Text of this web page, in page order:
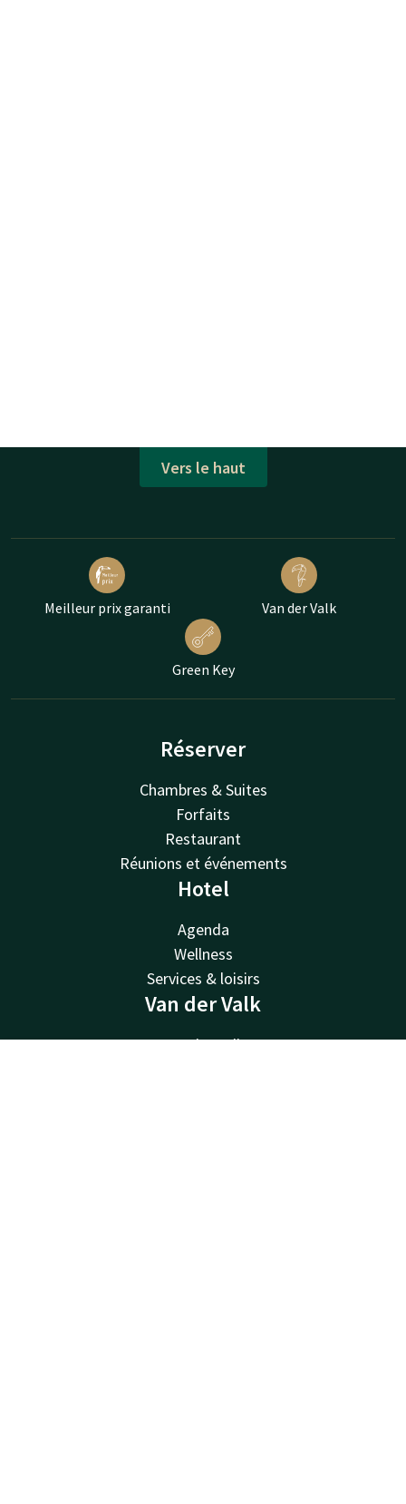
Vers le haut
Meilleur prix garanti Van der Valk
Green Key
Réserver
Chambres & Suites
Forfaits
Restaurant
Réunions et événements
Hotel
Agenda
Wellness
Services & loisirs
Van der Valk
Van der Valk